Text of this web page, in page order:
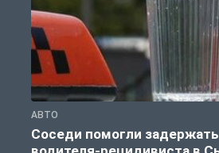
АВТО
Соседи помогли